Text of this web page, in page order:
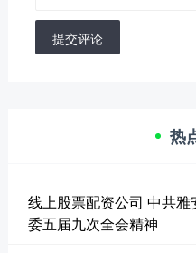
提交评论
热
线上股票配资公司 中共
委五届九次全会精神